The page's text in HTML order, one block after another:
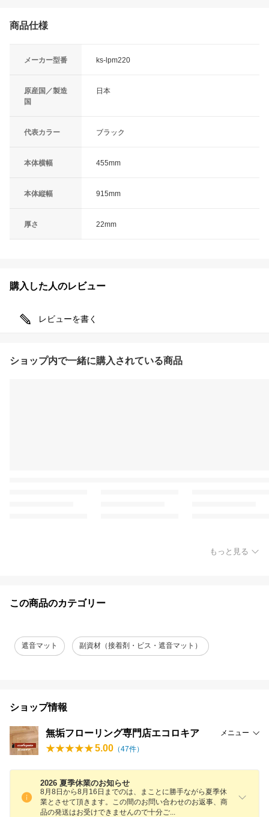
商品仕様
メーカー型番 ks-lpm220
原産国／製造
国
日本
代表カラー ブラック
本体横幅 455mm
本体縦幅 915mm
厚さ 22mm
購入した人のレビュー
レビューを書く
ショップ内で一緒に購入されている商品
もっと見る
この商品のカテゴリー
遮音マット 副資材（接着剤・ビス・遮音マット）
ショップ情報
無垢フローリング専門店エコロキア メニュー
5.00 （47件）
2026 夏季休業のお知らせ
8月8日から8月16日までのは、まことに勝手ながら夏季休
業とさせて頂きます。この間のお問い合わせのお返事、商
品の発送はお受けできませんので十分ご